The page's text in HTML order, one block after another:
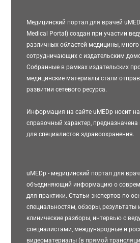
Медицинский портал для врачей
Medical Portal) создан при участии
различных областей медицины, много
сотрудничающих с издательским
Собранные в рамках издательских
медицинские материалы стали
развитии сетевого ресурса.
Информация на сайте uMEDp носит
справочный характер,
для специалистов здравоохранения.
uMEDp - медицинский портал для
объединяющий информацию о
для практики. Статьи экспертов по
специальностям, обзоры, результаты
клинические разборы, интервью с
специалистами, международные и
видеоматериалы (в прямой